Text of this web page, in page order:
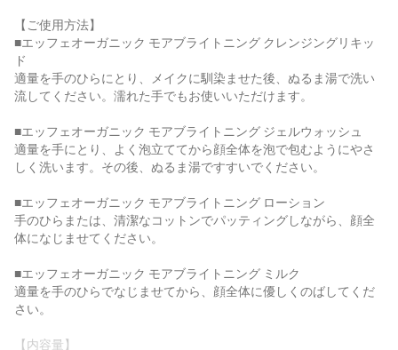
【ご使用方法】
■エッフェオーガニック モアブライトニング クレンジングリキッ
ド
適量を手のひらにとり、メイクに馴染ませた後、ぬるま湯で洗い
流してください。濡れた手でもお使いいただけます。
■エッフェオーガニック モアブライトニング ジェルウォッシュ
適量を手にとり、よく泡立ててから顔全体を泡で包むようにやさ
しく洗います。その後、ぬるま湯ですすいでください。
■エッフェオーガニック モアブライトニング ローション
手のひらまたは、清潔なコットンでパッティングしながら、顔全
体になじませてください。
■エッフェオーガニック モアブライトニング ミルク
適量を手のひらでなじませてから、顔全体に優しくのばしてくだ
さい。
【内容量】